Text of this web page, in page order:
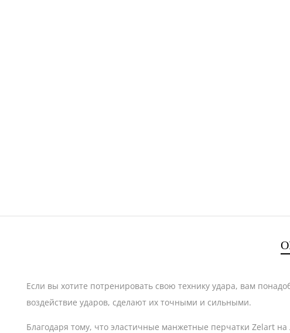
Если вы хотите потренировать свою технику удара, вам
воздействие ударов, сделают их точными и сильными.
Благодаря тому, что эластичные манжетные перчатки Zelart